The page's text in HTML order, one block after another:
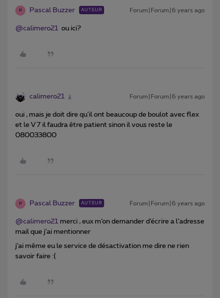
P Pascal Buzzer AUTEUR Forum|Forum|6 years ago
@calimero21 ou ici?
calimero21 Forum|Forum|6 years ago
oui , mais je doit dire qu'il ont beaucoup de boulot avec flex
et le V 7 il faudra être patient sinon il vous reste le
080033800
P Pascal Buzzer AUTEUR Forum|Forum|6 years ago
@calimero21 merci , eux m’on demander d’écrire a l’adresse
mail que j’ai mentionner
j’ai même eu le service de désactivation me dire ne rien
savoir faire :(